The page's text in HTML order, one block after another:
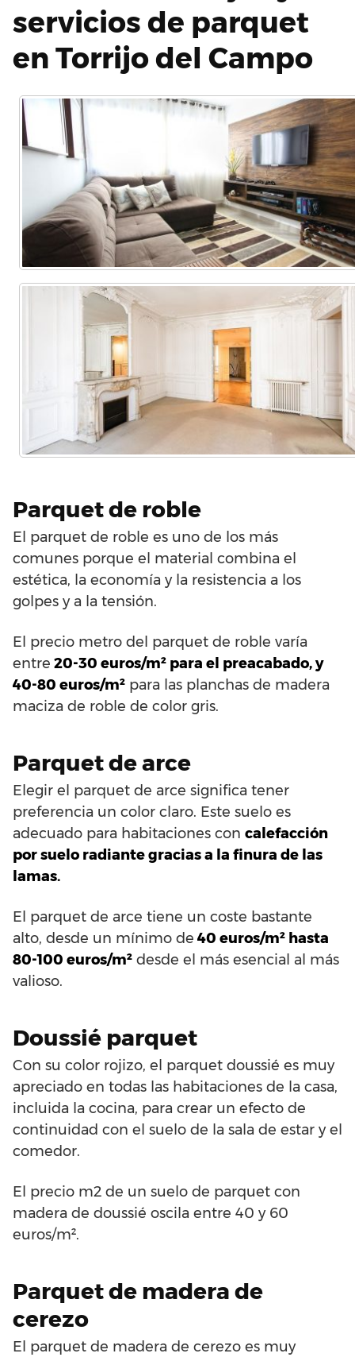
servicios de parquet
en Torrijo del Campo
Parquet de roble
El parquet de roble es uno de los más
comunes porque el material combina el
estética, la economía y la resistencia a los
golpes y a la tensión.
El precio metro del parquet de roble varía
entre 20-30 euros/m² para el preacabado, y
40-80 euros/m² para las planchas de madera
maciza de roble de color gris.
Parquet de arce
Elegir el parquet de arce significa tener
preferencia un color claro. Este suelo es
adecuado para habitaciones con calefacción
por suelo radiante gracias a la finura de las
lamas.
El parquet de arce tiene un coste bastante
alto, desde un mínimo de 40 euros/m² hasta
80-100 euros/m² desde el más esencial al más
valioso.
Doussié parquet
Con su color rojizo, el parquet doussié es muy
apreciado en todas las habitaciones de la casa,
incluida la cocina, para crear un efecto de
continuidad con el suelo de la sala de estar y el
comedor.
El precio m2 de un suelo de parquet con
madera de doussié oscila entre 40 y 60
euros/m².
Parquet de madera de
cerezo
El parquet de madera de cerezo es muy